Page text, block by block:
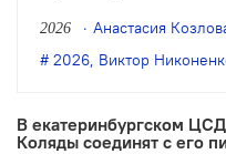
«Жили-были» по
Бирюкова.
2026
Анастасия
2026 Виктор
В екатеринбургском
Коляды соединят с его